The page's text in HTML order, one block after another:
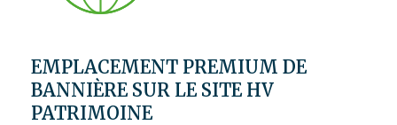
EMPLACEMENT PREMIUM DE
BANNIÈRE SUR LE SITE HV
PATRIMOINE